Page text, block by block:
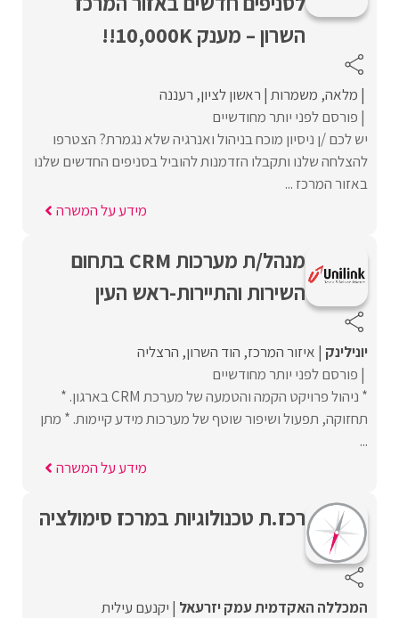
השרון – מענק 10,000K!!
מלאה משמרות ראשון לציון רעננה
פורסם לפני יותר מחודשיים
יש לכם /ן ניסיון מוכח בניהול ואנרגיה שלא נגמרת? הצטרפו
להצלחה שלנו ותקבלו הזדמנות להוביל בסניפים החדשים שלנו
באזור המרכז ...
מידע על המשרה
מנהל/ת מערכות CRM בתחום
השירות והתיירות-ראש העין
יונילינק איזור המרכז הוד השרון הרצליה
פורסם לפני יותר מחודשיים
* ניהול פרויקט הקמה והטמעה של מערכת CRM בארגון. *
תחזוקה, תפעול ושיפור שוטף של מערכות מידע קיימות. * מתן
...
מידע על המשרה
רכז.ת טכנולוגיות במרכז סימולציה
המכללה האקדמית עמק יזרעאל יקנעם עילית